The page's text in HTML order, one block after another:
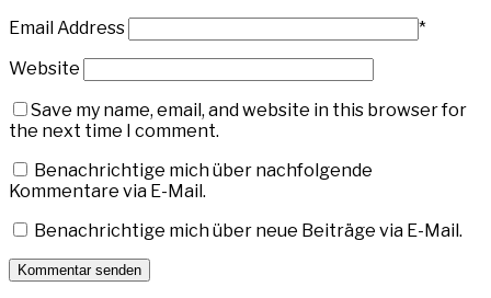
Email Address
*
Website
Save my name, email, and website in this browser for
the next time I comment.
Benachrichtige mich über nachfolgende
Kommentare via E-Mail.
Benachrichtige mich über neue Beiträge via E-Mail.